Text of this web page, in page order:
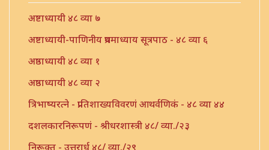
अष्टाध्यायी ४८ व्या ७
अष्टाध्यायी-पाणिनीय प्रथमाध्याय सूत्रपाठ - ४८ व्या ६
अष्ठाध्यायी ४८ व्या १
अष्ठाध्यायी ४८ व्या २
त्रिभाष्यरत्ने - प्रातिशाख्यविवरणं आथर्वणिकं - ४८ व्या ४४
दशलकारनिरूपणं - श्रीधरशास्त्री ४८/ व्या./२३
निरूक्त - उत्तरार्ध ४८/ व्या./२९